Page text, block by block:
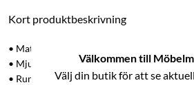
Välkommen till
Välj din butik för att se
Kort produktbeskrivning
• Matta
• Mjuka toner
• Rund modell i viskos